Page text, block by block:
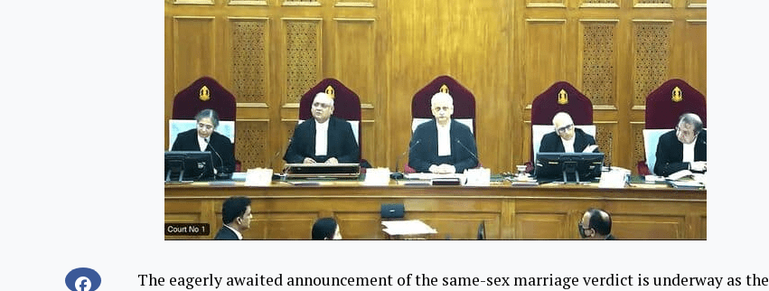
The eagerly awaited announcement of the same-sex marriage verdict is underway as the